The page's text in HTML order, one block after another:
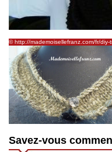
© http://mademoisellefranz.com/fr/diy-
col-en-laine/
Savez-vous